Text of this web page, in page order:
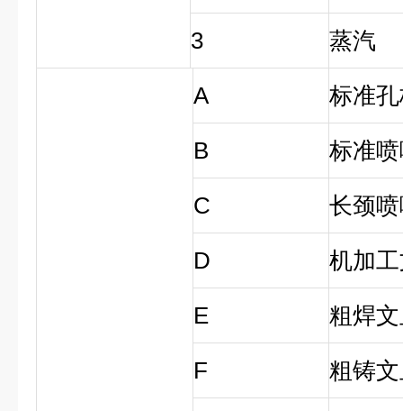
3 蒸汽
A 标准
B 标准
C 长颈
D 机加
E 粗焊
F 粗铸